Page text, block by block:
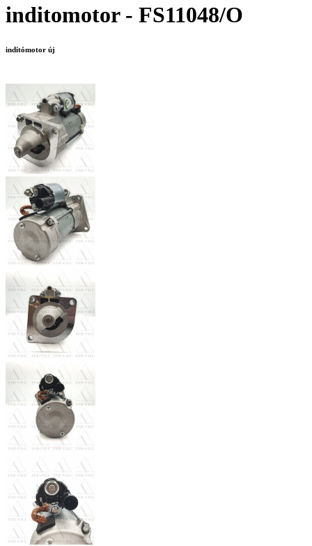
inditomotor - FS11048/O
indítómotor új